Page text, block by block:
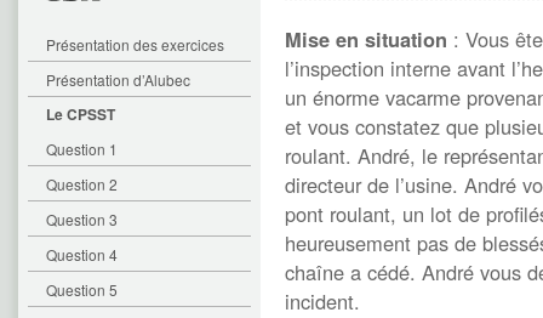
Présentation des exercices
Présentation d’Alubec
Le CPSST
Question 1
Question 2
Question 3
Question 4
Question 5
Mise en situation : Vous
l’inspection interne avant
un énorme vacarme
et vous constatez que
roulant. André, le
directeur de l’usine. André
pont roulant, un lot de
heureusement pas de
chaîne a cédé. André vous
incident.